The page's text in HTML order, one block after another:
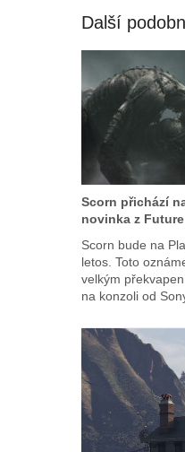
Další
Scorn přichází
novinka z
Scorn bude na
letos. Toto
velkým
na konzoli od